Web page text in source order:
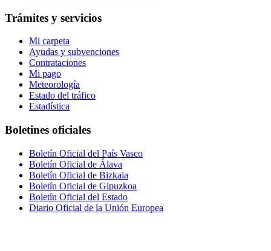
Trámites y servicios
Mi carpeta
Ayudas y subvenciones
Contrataciones
Mi pago
Meteorología
Estado del tráfico
Estadística
Boletines oficiales
Boletín Oficial del País Vasco
Boletín Oficial de Álava
Boletín Oficial de Bizkaia
Boletín Oficial de Gipuzkoa
Boletín Oficial del Estado
Diario Oficial de la Unión Europea